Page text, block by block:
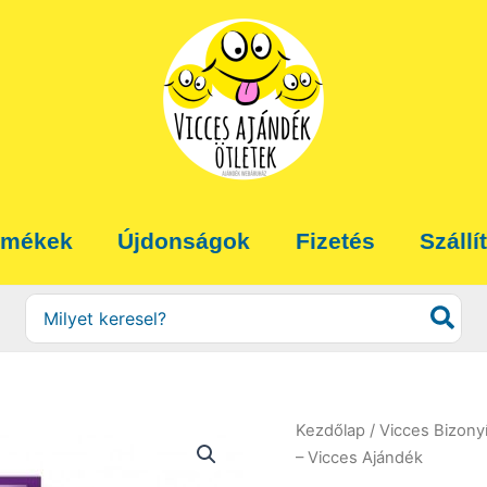
Újdonságok Fizetés
Search
for:
Kezdőlap / Vicces
– Vicces Ajándék